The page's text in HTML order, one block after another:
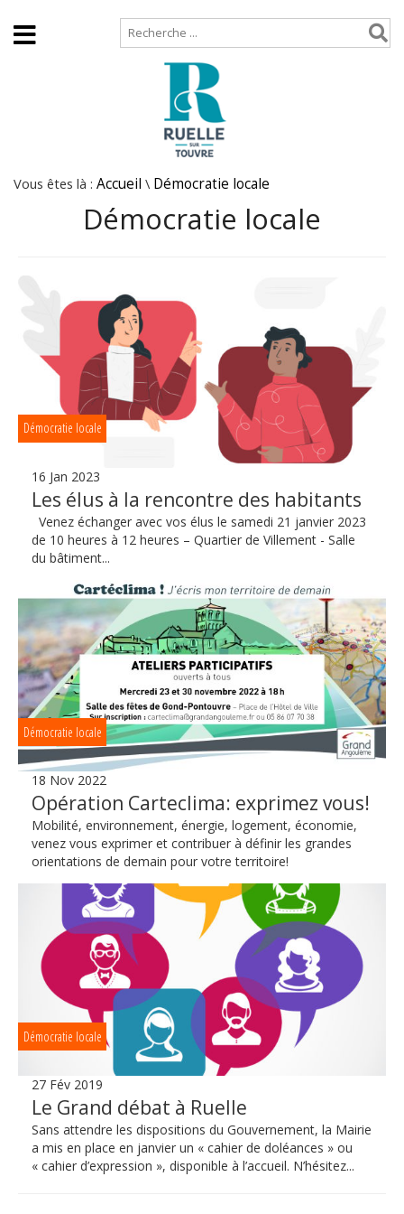
Vous êtes là : Accueil \ Démocratie locale
Démocratie locale
Démocratie locale
16 Jan 2023
Les élus à la rencontre des habitants
Venez échanger avec vos élus le samedi 21 janvier 2023
de 10 heures à 12 heures – Quartier de Villement - Salle
du bâtiment...
Démocratie locale
18 Nov 2022
Opération Carteclima: exprimez vous!
Mobilité, environnement, énergie, logement, économie,
venez vous exprimer et contribuer à définir les grandes
orientations de demain pour votre territoire!
Démocratie locale
27 Fév 2019
Le Grand débat à Ruelle
Sans attendre les dispositions du Gouvernement, la Mairie
a mis en place en janvier un « cahier de doléances » ou
« cahier d’expression », disponible à l’accueil. N’hésitez...